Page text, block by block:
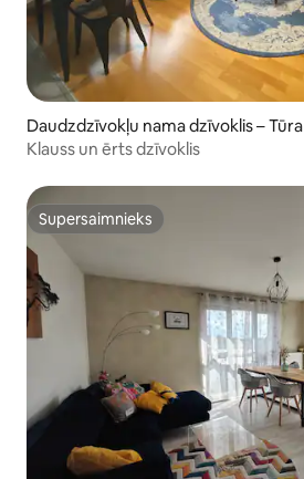
Daudzdzīvokļu nama dzīvoklis – Tūra
Klauss un ērts dzīvoklis
Supersaimnieks
Supersaimnieks